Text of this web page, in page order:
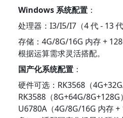
Windows 系统配置 ：
处理器：I3/I5/I7（4 代 - 13 代
存储：4G/8G/16G 内存 +
根据运算需求灵活搭配。
国产化系统配置 ：
硬件可选：RK3568（
RK3588（8G+64G/
U6780A（4G/8G/16G 内存